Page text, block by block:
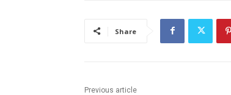
Share
Previous article